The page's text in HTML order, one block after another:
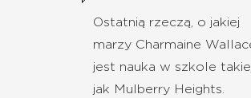
Ostatnią rzeczą, o jakiej
marzy Charmaine
jest nauka w szkole
jak Mulberry Heights.